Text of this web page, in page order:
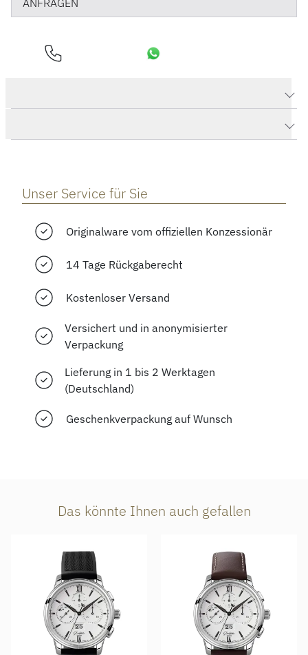
ANFRAGEN
Unser Service für Sie
Originalware vom offiziellen Konzessionär
14 Tage Rückgaberecht
Kostenloser Versand
Versichert und in anonymisierter
Verpackung
Lieferung in 1 bis 2 Werktagen
(Deutschland)
Geschenkverpackung auf Wunsch
Das könnte Ihnen auch gefallen